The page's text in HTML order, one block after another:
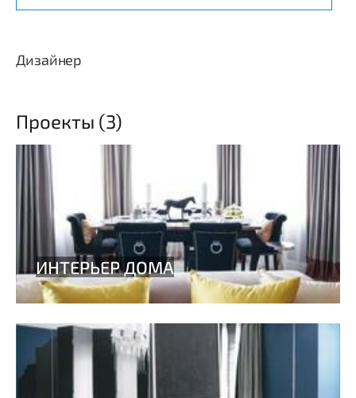
Дизайнер
Проекты (3)